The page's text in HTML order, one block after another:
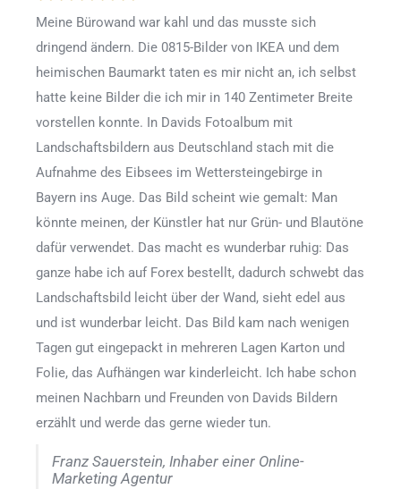
Meine Bürowand war kahl und das musste sich
dringend ändern. Die 0815-Bilder von IKEA und dem
heimischen Baumarkt taten es mir nicht an, ich selbst
hatte keine Bilder die ich mir in 140 Zentimeter Breite
vorstellen konnte. In Davids Fotoalbum mit
Landschaftsbildern aus Deutschland stach mit die
Aufnahme des Eibsees im Wettersteingebirge in
Bayern ins Auge. Das Bild scheint wie gemalt: Man
könnte meinen, der Künstler hat nur Grün- und Blautöne
dafür verwendet. Das macht es wunderbar ruhig: Das
ganze habe ich auf Forex bestellt, dadurch schwebt das
Landschaftsbild leicht über der Wand, sieht edel aus
und ist wunderbar leicht. Das Bild kam nach wenigen
Tagen gut eingepackt in mehreren Lagen Karton und
Folie, das Aufhängen war kinderleicht. Ich habe schon
meinen Nachbarn und Freunden von Davids Bildern
erzählt und werde das gerne wieder tun.
Franz Sauerstein, Inhaber einer Online-
Marketing Agentur